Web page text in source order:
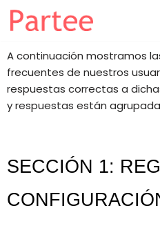
al
contenido
A continuación mostramos
frecuentes de nuestros
respuestas correctas a
y respuestas están
SECCIÓN 1: